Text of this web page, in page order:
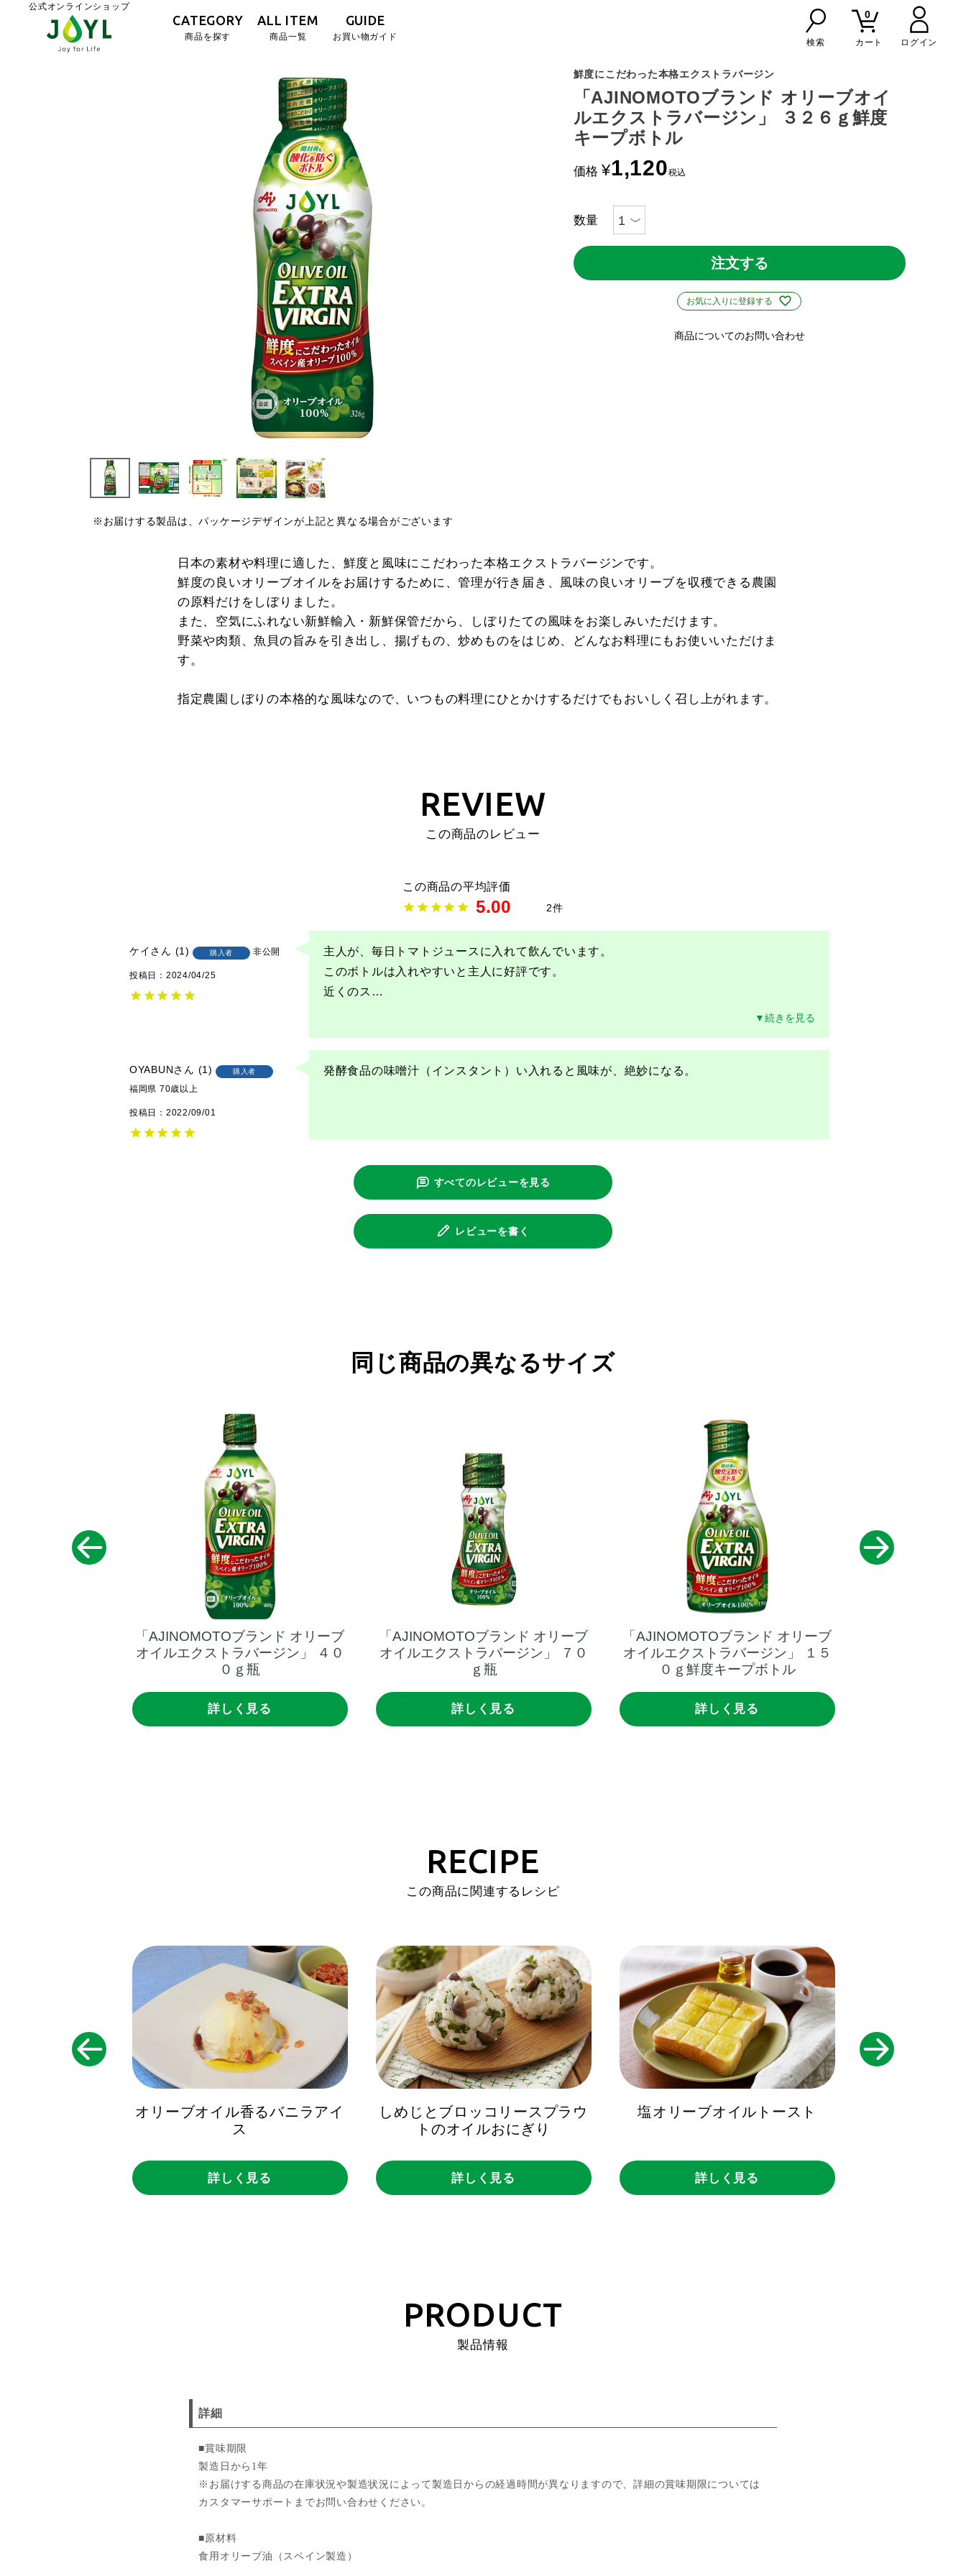
公式オンラインショップ
CATEGORY
商品を探す
ALL ITEM
商品一覧
GUIDE
お買い物ガイド
検索
0
カート
※お届けする製品は、パッケージデザインが上記と異なる場合がございます
鮮度にこだわった本格エクストラバージン
「AJINOMOTOブランド オリーブオイ
ルエクストラバージン」 ３２６ｇ鮮度
キープボトル
価格 ¥1,120税込
注文する
お気に入りに登録する
商品についてのお問い合わせ
日本の素材や料理に適した、鮮度と風味にこだわった本格エクストラバージンです。
鮮度の良いオリーブオイルをお届けするために、管理が行き届き、風味の良いオリーブを収穫できる農園
の原料だけをしぼりました。
また、空気にふれない新鮮輸入・新鮮保管だから、しぼりたての風味をお楽しみいただけます。
野菜や肉類、魚貝の旨みを引き出し、揚げもの、炒めものをはじめ、どんなお料理にもお使いいただけま
す。
指定農園しぼりの本格的な風味なので、いつもの料理にひとかけするだけでもおいしく召し上がれます。
REVIEW
この商品のレビュー
5.00 2
ケイ 1 購入者 非公開
投稿日 2024/04/25
主人が、毎日トマトジュースに入れて飲んでいます。
このボトルは入れやすいと主人に好評です。
近くのス …
▼続きを見る
OYABUN 1 購入者
福岡県 70歳以上
投稿日 2022/09/01
発酵食品の味噌汁（インスタント）い入れると風味が、絶妙になる。
すべてのレビューを見る
レビューを書く
同じ商品の異なるサイズ
「AJINOMOTOブランド オリーブ
オイルエクストラバージン」
４０
０ｇ瓶
詳しく見る
「AJINOMOTOブランド オリーブ
オイルエクストラバージン」
７０
ｇ瓶
詳しく見る
「AJINOMOTOブランド オリーブ
オイルエクストラバージン」
１５
０ｇ鮮度キープボトル
詳しく見る
RECIPE
この商品に関連するレシピ
オリーブオイル香るバニラアイ
ス
詳しく見る
しめじとブロッコリースプラウ
トのオイルおにぎり
詳しく見る
塩オリーブオイルトースト
詳しく見る
PRODUCT
製品情報
詳細
■賞味期限
製造日から1年
※お届けする商品の在庫状況や製造状況によって製造日からの経過時間が異なりますので、詳細の賞味期限については
カスタマーサポートまでお問い合わせください。
■原材料
食用オリーブ油（スペイン製造）